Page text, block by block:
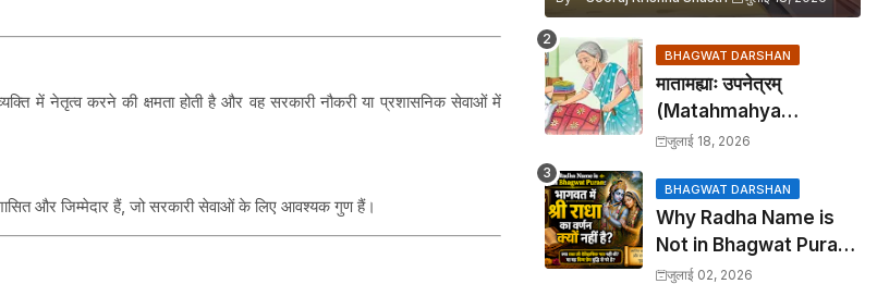
में नेतृत्व करने की क्षमता होती है और वह सरकारी नौकरी या प्रशासनिक सेवाओं में
और जिम्मेदार हैं, जो सरकारी सेवाओं के लिए आवश्यक गुण हैं।
BHAGWAT DARSHAN
मातामह्याः उपनेत्रम्
(Matahmahya
Upanetram) - Class 9
Translation &
Solutions
जुलाई 18, 2026
BHAGWAT DARSHAN
Why Radha Name is
Not in Bhagwat Puran:
भागवत में श्री राधा का वर्णन क्यों
जुलाई 02, 2026